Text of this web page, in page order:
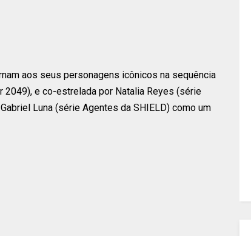
aos seus personagens icônicos na sequência
2049), e co-estrelada por Natalia Reyes (série
Luna (série Agentes da SHIELD) como um